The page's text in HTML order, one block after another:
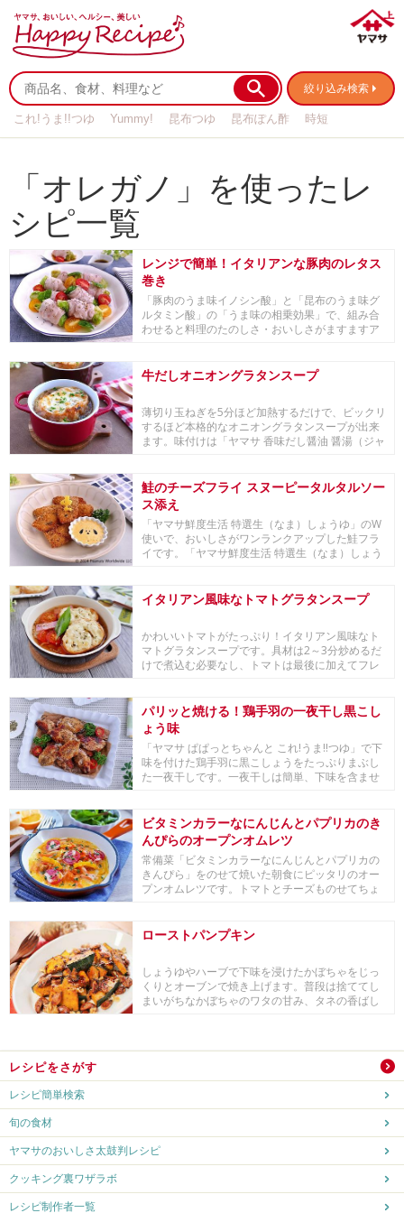
絞り込み検索
これ!うま!!つゆ Yummy! 昆布つゆ 昆布ぽん酢
時短
「オレガノ」を使ったレ
シピ一覧
レンジで簡単！イタリアンな豚肉のレタス
巻き
「豚肉のうま味イノシン酸」と「昆布のうま味グ
ルタミン酸」の「うま味の相乗効果」で、組み合
わせると料理のたのしさ・おいしさがますますア
牛だしオニオングラタンスープ
薄切り玉ねぎを5分ほど加熱するだけで、ビックリ
するほど本格的なオニオングラタンスープが出来
ます。味付けは「ヤマサ 香味だし醤油 醤湯（ジャ
鮭のチーズフライ スヌーピータルタルソー
ス添え
「ヤマサ鮮度生活 特選生（なま）しょうゆ」のW
使いで、おいしさがワンランクアップした鮭フラ
イです。「ヤマサ鮮度生活 特選生（なま）しょう
イタリアン風味なトマトグラタンスープ
かわいいトマトがたっぷり！イタリアン風味なト
マトグラタンスープです。具材は2～3分炒めるだ
けで煮込む必要なし、トマトは最後に加えてフレ
パリッと焼ける！鶏手羽の一夜干し黒こし
ょう味
「ヤマサ ぱぱっとちゃんと これ!うま!!つゆ」で下
味を付けた鶏手羽に黒こしょうをたっぷりまぶし
た一夜干しです。一夜干しは簡単、下味を含ませ
ビタミンカラーなにんじんとパプリカのき
んぴらのオープンオムレツ
常備菜「ビタミンカラーなにんじんとパプリカの
きんぴら」をのせて焼いた朝食にピッタリのオー
プンオムレツです。トマトとチーズものせてちょ
ローストパンプキン
しょうゆやハーブで下味を浸けたかぼちゃをじっ
くりとオーブンで焼き上げます。普段は捨ててし
まいがちなかぼちゃのワタの甘み、タネの香ばし
レシピをさがす
レシピ簡単検索
旬の食材
ヤマサのおいしさ太鼓判レシピ
クッキング裏ワザラボ
レシピ制作者一覧